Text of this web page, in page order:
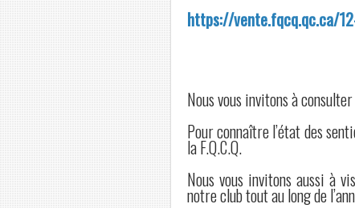
https://vente.fqcq.qc.ca/
Nous vous invitons à
Pour connaître l’état des
la F.Q.C.Q.
Nous vous invitons aussi à
notre club tout au long de